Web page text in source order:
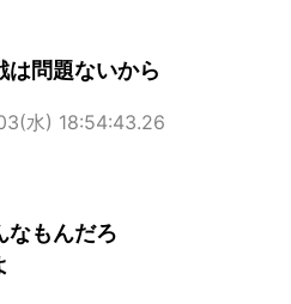
は問題ないから
水) 18:54:43.26
なもんだろ